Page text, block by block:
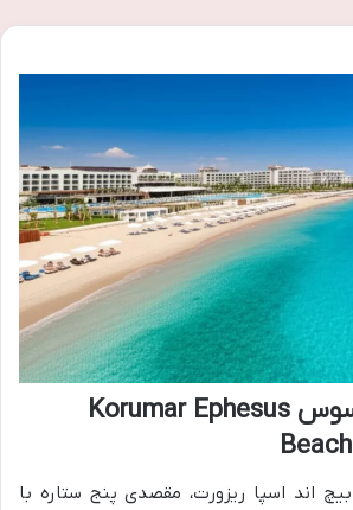
هتل کرومار افسوس Korumar Ephesus
اند اسپا ریزورت، مقصدی پنج ستاره با